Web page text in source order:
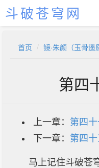
斗破苍穹网
首页 镜·朱颜（玉骨遥
第四
上一章： 第四
下一章： 第四
马上记住斗破苍